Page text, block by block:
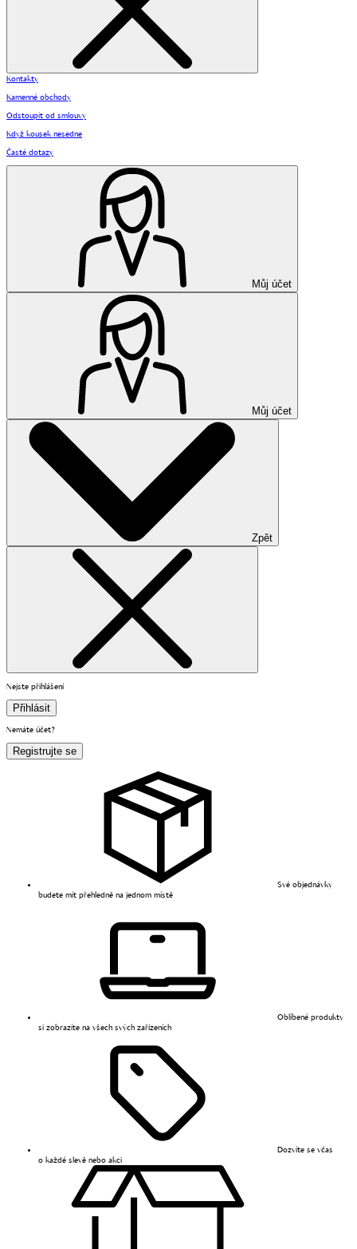
Kontakty
Kamenné obchody
Odstoupit od smlouvy
Když kousek nesedne
Časté dotazy
Můj účet
Můj účet
Zpět
Nejste přihlášení
Přihlásit
Nemáte účet?
Registrujte se
Své objednávky
budete mít přehledně na jednom místě
Oblíbené produkty
si zobrazíte na všech svých zařízeních
Dozvíte se včas
o každé slevě nebo akci